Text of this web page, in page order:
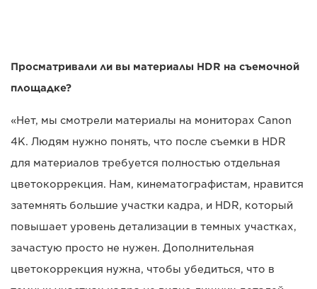
Просматривали ли вы материалы HDR на съемочной
площадке?
«Нет, мы смотрели материалы на мониторах Canon
4K. Людям нужно понять, что после съемки в HDR
для материалов требуется полностью отдельная
цветокоррекция. Нам, кинематографистам, нравится
затемнять большие участки кадра, и HDR, который
повышает уровень детализации в темных участках,
зачастую просто не нужен. Дополнительная
цветокоррекция нужна, чтобы убедиться, что в